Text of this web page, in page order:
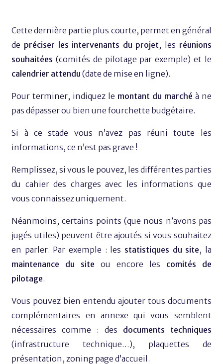
Cette dernière partie plus courte, permet en général
de préciser les intervenants du projet, les réunions
souhaitées (comités de pilotage par exemple) et le
calendrier attendu (date de mise en ligne).
Pour terminer, indiquez le montant du marché à ne
pas dépasser ou bien une fourchette budgétaire.
Si à ce stade vous n’avez pas réuni toute les
informations, ce n’est pas grave !
Remplissez, si vous le pouvez, les différentes parties
du cahier des charges avec les informations que
vous connaissez uniquement.
Néanmoins, certains points (que nous n’avons pas
jugés utiles) peuvent être ajoutés si vous souhaitez
en parler. Par exemple : les statistiques du site, la
maintenance du site ou encore les comités de
pilotage.
Vous pouvez bien entendu ajouter tous documents
complémentaires en annexe qui vous semblent
nécessaires comme : des documents techniques
(infrastructure technique…), plaquettes de
présentation, zoning page d’accueil.